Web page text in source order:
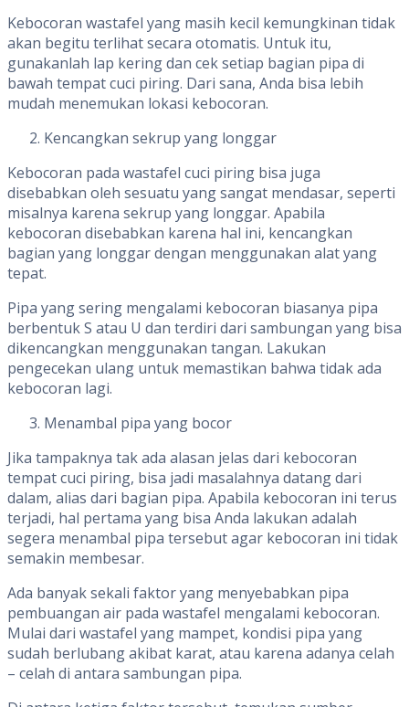
Kebocoran wastafel yang masih kecil kemungkinan tidak
akan begitu terlihat secara otomatis. Untuk itu,
gunakanlah lap kering dan cek setiap bagian pipa di
bawah tempat cuci piring. Dari sana, Anda bisa lebih
mudah menemukan lokasi kebocoran.
Kencangkan sekrup yang longgar
Kebocoran pada wastafel cuci piring bisa juga
disebabkan oleh sesuatu yang sangat mendasar, seperti
misalnya karena sekrup yang longgar. Apabila
kebocoran disebabkan karena hal ini, kencangkan
bagian yang longgar dengan menggunakan alat yang
tepat.
Pipa yang sering mengalami kebocoran biasanya pipa
berbentuk S atau U dan terdiri dari sambungan yang bisa
dikencangkan menggunakan tangan. Lakukan
pengecekan ulang untuk memastikan bahwa tidak ada
kebocoran lagi.
Menambal pipa yang bocor
Jika tampaknya tak ada alasan jelas dari kebocoran
tempat cuci piring, bisa jadi masalahnya datang dari
dalam, alias dari bagian pipa. Apabila kebocoran ini terus
terjadi, hal pertama yang bisa Anda lakukan adalah
segera menambal pipa tersebut agar kebocoran ini tidak
semakin membesar.
Ada banyak sekali faktor yang menyebabkan pipa
pembuangan air pada wastafel mengalami kebocoran.
Mulai dari wastafel yang mampet, kondisi pipa yang
sudah berlubang akibat karat, atau karena adanya celah
– celah di antara sambungan pipa.